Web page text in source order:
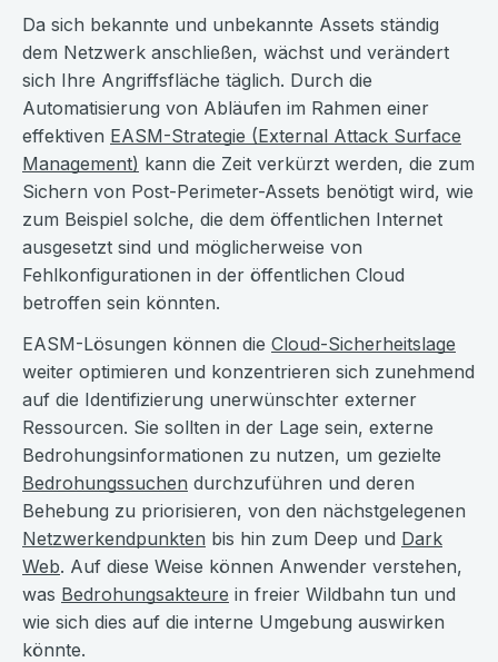
Da sich bekannte und unbekannte Assets ständig
dem Netzwerk anschließen, wächst und verändert
sich Ihre Angriffsfläche täglich. Durch die
Automatisierung von Abläufen im Rahmen einer
effektiven EASM-Strategie (External Attack Surface
Management) kann die Zeit verkürzt werden, die zum
Sichern von Post-Perimeter-Assets benötigt wird, wie
zum Beispiel solche, die dem öffentlichen Internet
ausgesetzt sind und möglicherweise von
Fehlkonfigurationen in der öffentlichen Cloud
betroffen sein könnten.
EASM-Lösungen können die Cloud-Sicherheitslage
weiter optimieren und konzentrieren sich zunehmend
auf die Identifizierung unerwünschter externer
Ressourcen. Sie sollten in der Lage sein, externe
Bedrohungsinformationen zu nutzen, um gezielte
Bedrohungssuchen durchzuführen und deren
Behebung zu priorisieren, von den nächstgelegenen
Netzwerkendpunkten bis hin zum Deep und Dark
Web. Auf diese Weise können Anwender verstehen,
was Bedrohungsakteure in freier Wildbahn tun und
wie sich dies auf die interne Umgebung auswirken
könnte.